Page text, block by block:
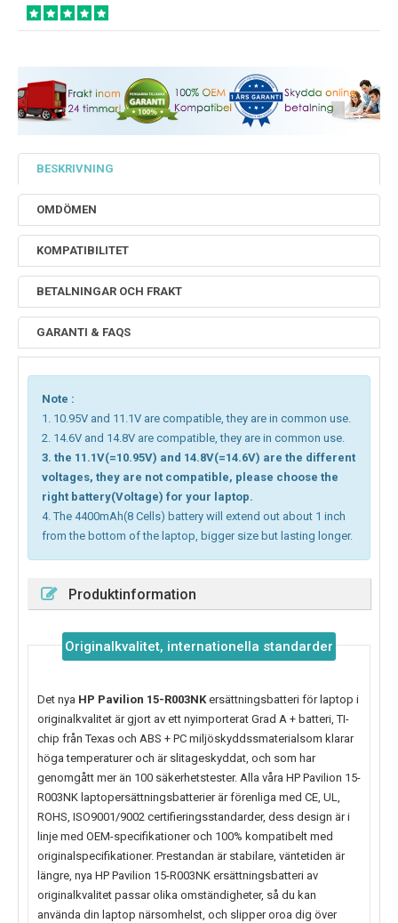
BESKRIVNING
OMDÖMEN
KOMPATIBILITET
BETALNINGAR OCH FRAKT
GARANTI & FAQS
Note :
1. 10.95V and 11.1V are compatible, they are in common use.
2. 14.6V and 14.8V are compatible, they are in common use.
3. the 11.1V(=10.95V) and 14.8V(=14.6V) are the different
voltages, they are not compatible, please choose the
right battery(Voltage) for your laptop.
4. The 4400mAh(8 Cells) battery will extend out about 1 inch
from the bottom of the laptop, bigger size but lasting longer.
Produktinformation
Originalkvalitet, internationella standarder
Det nya HP Pavilion 15-R003NKersättningsbatteri för laptop i
originalkvalitet är gjort av ett nyimporterat Grad A + batteri, TI-
chip från Texas och ABS + PC miljöskyddssmaterialsom klarar
höga temperaturer och är slitageskyddat, och som har
genomgått mer än 100 säkerhetstester. Alla våra HP Pavilion 15-
R003NK laptopersättningsbatterier är förenliga med CE, UL,
ROHS, ISO9001/9002 certifieringsstandarder, dess design är i
linje med OEM-specifikationer och 100% kompatibelt med
originalspecifikationer. Prestandan är stabilare, väntetiden är
längre, nya HP Pavilion 15-R003NK ersättningsbatteri av
originalkvalitet passar olika omständigheter, så du kan
använda din laptop närsomhelst, och slipper oroa dig över